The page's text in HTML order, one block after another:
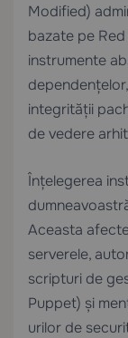
Modified)
bazate pe Red
instrumente
integrității
de vedere
Înțelegerea
Aceasta
serverele,
scripturi de
Puppet) și
urilor de